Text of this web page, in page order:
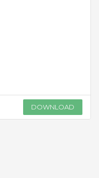
DOWNLOAD